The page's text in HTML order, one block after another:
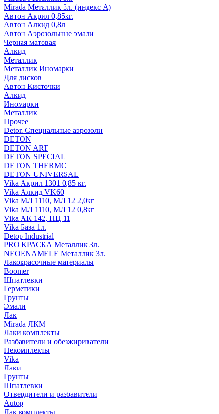
Mirada Металлик 3л. (индекс А)
Автон Акрил 0,85кг.
Автон Алкид 0,8л.
Автон Аэрозольные эмали
Черная матовая
Алкид
Металлик
Металлик Иномарки
Для дисков
Автон Кисточки
Алкид
Иномарки
Металлик
Прочее
Deton Специальные аэрозоли
DETON
DETON ART
DETON SPECIAL
DETON THERMO
DETON UNIVERSAL
Vika Акрил 1301 0,85 кг.
Vika Алкид VK60
Vika МЛ 1110, МЛ 12 2,0кг
Vika МЛ 1110, МЛ 12 0,8кг
Vika АК 142, НЦ 11
Vika База 1л.
Detop Industrial
PRO КРАСКА Металлик 3л.
NEOENAMELE Металлик 3л.
Лакокрасочные материалы
Boomer
Шпатлевки
Герметики
Грунты
Эмали
Лак
Mirada ЛКМ
Лаки комплекты
Разбавители и обезжириватели
Некомплекты
Vika
Лаки
Грунты
Шпатлевки
Отвердители и разбавители
Autop
Лак комплекты